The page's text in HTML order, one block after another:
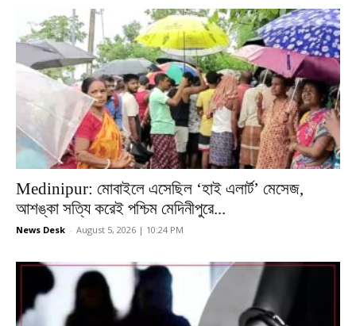
Medinipur: মোবাইলে এসেছিল ‘হাই এলার্ট’ মেসেজ,
আশঙ্কা সত্যি করেই পশ্চিম মেদিনীপুরে...
News Desk - August 5, 2026 | 10:24 PM